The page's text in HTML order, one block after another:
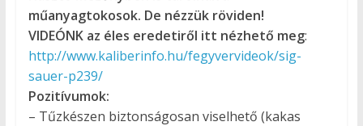
műanyagtokosok. De nézzük röviden!
VIDEÓNK az éles eredetiről itt nézhető meg:
http://www.kaliberinfo.hu/fegyvervideok/sig-
sauer-p239/
Pozitívumok:
– Tűzkészen biztonságosan viselhető (kakas